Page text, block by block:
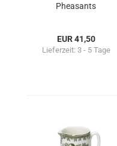
Pheasants
EUR 41,50
Lieferzeit: 3 - 5 Tage